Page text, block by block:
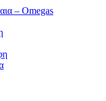
– Omegas